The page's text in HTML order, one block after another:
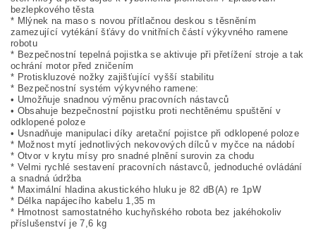
bezlepkového těsta
* Mlýnek na maso s novou přítlačnou deskou s těsněním
zamezující vytékání šťávy do vnitřních částí výkyvného ramene
robotu
* Bezpečnostní tepelná pojistka se aktivuje při přetížení stroje a tak
ochrání motor před zničením
* Protiskluzové nožky zajišťující vyšší stabilitu
* Bezpečnostní systém výkyvného ramene:
• Umožňuje snadnou výměnu pracovních nástavců
• Obsahuje bezpečnostní pojistku proti nechtěnému spuštění v
odklopené poloze
• Usnadňuje manipulaci díky aretační pojistce při odklopené poloze
* Možnost mytí jednotlivých nekovových dílců v myčce na nádobí
* Otvor v krytu mísy pro snadné plnění surovin za chodu
* Velmi rychlé sestavení pracovních nástavců, jednoduché ovládání
a snadná údržba
* Maximální hladina akustického hluku je 82 dB(A) re 1pW
* Délka napájecího kabelu 1,35 m
* Hmotnost samostatného kuchyňského robota bez jakéhokoliv
příslušenství je 7,6 kg